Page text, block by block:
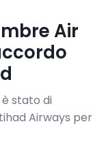
Air
stato di
Airways per